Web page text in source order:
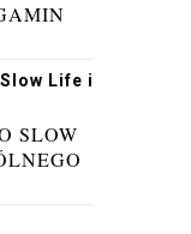
Life i
SLOW